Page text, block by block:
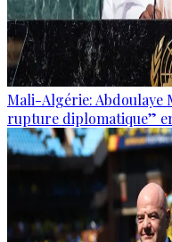
Mali-Algérie: Abdoulaye
rupture diplomatique”